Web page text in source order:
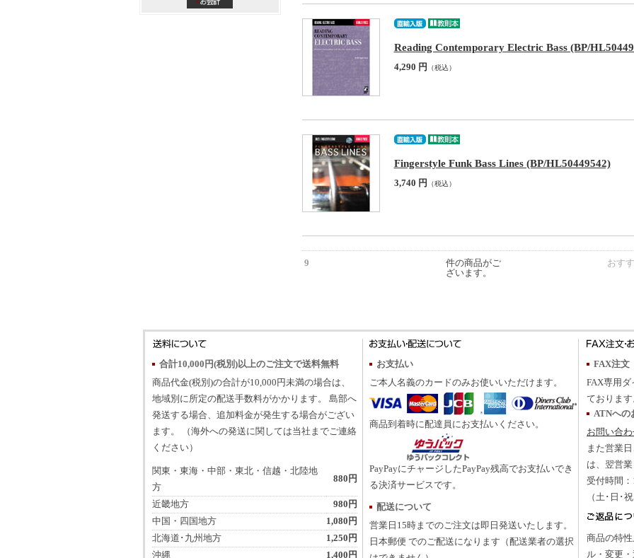
Reading Contemporary Electric Bass (BP/
4,290 円 （税込）
Fingerstyle Funk Bass Lines (BP/HL50449542)
3,740 円 （税込）
9
件の商品がご
ざいます。
おす
合計10,000円(税別)以上のご注文で送料無料
商品代金(税別)の合計が10,000円未満の場合は、
地域別に所定の配送手数料がかかります。 島部へ
発送する場合、追加料金が発生する場合がござい
ます。 （海外への発送に関しては当社までご連絡
ください）
関東・東海・中部・東北・信越・北陸地
方
880円
近畿地方
980円
中国・四国地方
1,080円
北海道･九州地方
1,250円
沖縄
1,400円
お支払い
ご本人名義のカードのみお使いいただけます。
商品到着時に配達員にお支払いください。
PayPayにチャージしたPayPay残高でお支払いでき
る決済サービスです。
配送について
営業日15時までのご注文は即日発送いたします。
日本郵便 でのご配送になります（配送業者の選択
FAX注文
FAX専用ダ
ておりま
ATNへの
お問い合
また営業
は、翌営
受付時間
（土･日･
商品の特
ル・変更